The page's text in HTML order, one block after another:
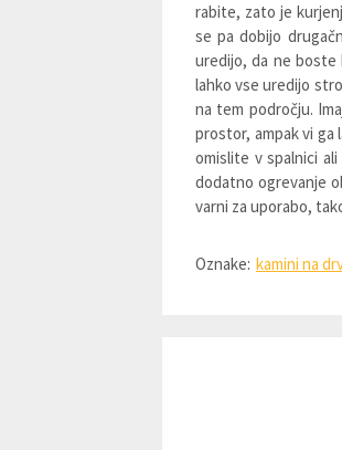
rabite, zato je
se pa dobijo
uredijo, da ne boste
lahko vse uredijo
na tem področju.
prostor, ampak vi ga
omislite v spalnici
dodatno ogrevanje
varni za uporabo,
Oznake: kamini na